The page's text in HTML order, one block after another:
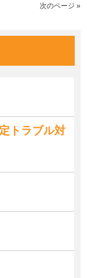
次のページ »
トラブル対